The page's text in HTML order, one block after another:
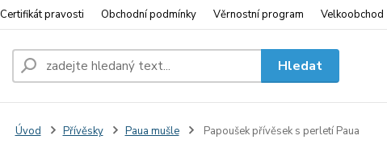
Certifikát pravosti Obchodní podmínky Věrnostní program Velkoobchod
Hledat
Úvod Přívěsky Paua mušle Papoušek přívěsek s perletí Paua